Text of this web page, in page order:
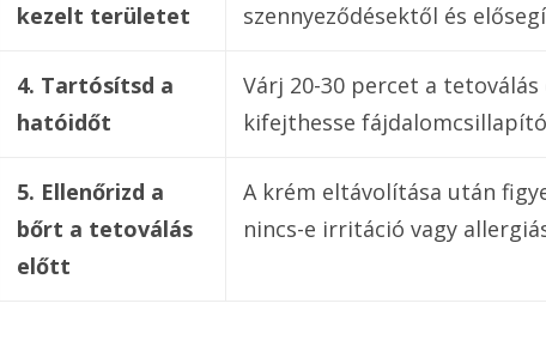
kezelt területet
szennyeződésektől és
4. Tartósítsd a
hatóidőt
Várj 20-30 percet a
kifejthesse
5. Ellenőrizd a
bőrt a tetoválás
előtt
A krém eltávolítása után
nincs-e irritáció vagy